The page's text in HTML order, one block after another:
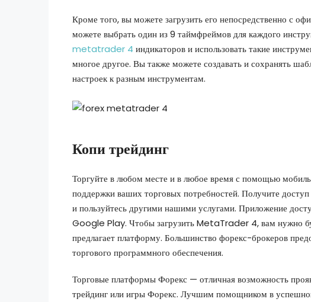
Кроме того, вы можете загрузить его непосредственно
можете выбрать один из 9 таймфреймов для каждого
metatrader 4 индикаторов и использовать такие
многое другое. Вы также можете создавать и сохранять
настроек к разным инструментам.
Копи трейдинг
Торгуйте в любом месте и в любое время с помощью
поддержки ваших торговых потребностей. Получите
и пользуйтесь другими нашими услугами. Приложение
Google Play. Чтобы загрузить MetaTrader 4, вам нужно
предлагает платформу. Большинство форекс-брокеров
торгового программного обеспечения.
Торговые платформы Форекс — отличная возможность
трейдинг или игры Форекс. Лучшим помощником в